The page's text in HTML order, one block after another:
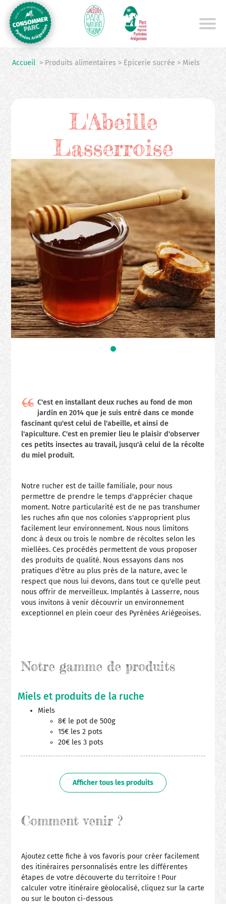
contenu
principal
Accueil > Produits alimentaires > Épicerie sucrée > Miels
C'est en installant deux ruches au fond de mon
jardin en 2014 que je suis entré dans ce monde
fascinant qu'est celui de l'abeille, et ainsi de
l'apiculture. C'est en premier lieu le plaisir d'observer
ces petits insectes au travail, jusqu'à celui de la récolte
du miel produit.
Notre rucher est de taille familiale, pour nous
permettre de prendre le temps d'apprécier chaque
moment. Notre particularité est de ne pas transhumer
les ruches afin que nos colonies s'approprient plus
facilement leur environnement. Nous nous limitons
donc à deux ou trois le nombre de récoltes selon les
miellées. Ces procédés permettent de vous proposer
des produits de qualité. Nous essayons dans nos
pratiques d'être au plus près de la nature, avec le
respect que nous lui devons, dans tout ce qu'elle peut
nous offrir de merveilleux. Implantés à Lasserre, nous
vous invitons à venir découvrir un environnement
exceptionnel en plein coeur des Pyrénées Ariégeoises.
Notre gamme de produits
Miels et produits de la ruche
Miels
8€ le pot de 500g
15€ les 2 pots
20€ les 3 pots
Afficher tous les produits
Comment venir ?
Ajoutez cette fiche à vos favoris pour créer facilement
des itinéraires personnalisés entre les différentes
étapes de votre découverte du territoire ! Pour
calculer votre itinéraire géolocalisé, cliquez sur la carte
ou sur le bouton ci-dessous
L'Abeille
Lasserroise